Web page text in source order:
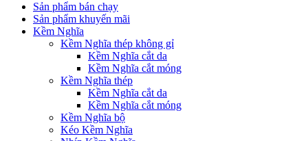
Sản phẩm bán chạy
Sản phẩm khuyến mãi
Kềm Nghĩa
Kềm Nghĩa thép không gỉ
Kềm Nghĩa cắt da
Kềm Nghĩa cắt móng
Kềm Nghĩa thép
Kềm Nghĩa cắt da
Kềm Nghĩa cắt móng
Kềm Nghĩa bộ
Kéo Kềm Nghĩa